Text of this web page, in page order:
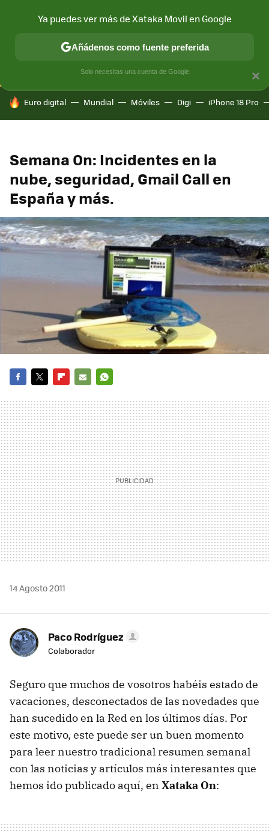
CONECTIVIDAD MÓVIL Y SOCIEDAD APLICACIONES
HOY SE HABLA DE
Euro digital Mundial Móviles Digi iPhone 18 Pro
Semana On: Incidentes en la
nube, seguridad, Gmail Call en
España y más.
MAIL
14 Agosto 2011
Paco Rodríguez
Colaborador
Seguro que muchos de vosotros habéis estado de
vacaciones, desconectados de las novedades que
han sucedido en la Red en los últimos días. Por
este motivo, este puede ser un buen momento
para leer nuestro tradicional resumen semanal
con las noticias y artículos más interesantes que
hemos ido publicado aquí, en Xataka On:
×
Ya puedes ver más de Xataka Movil en Google
Añádenos como fuente preferida
Solo necesitas una cuenta de Google